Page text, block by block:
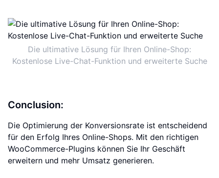
Die ultimative Lösung für Ihren Online-Shop:
Kostenlose Live-Chat-Funktion und erweiterte Suche
Conclusion:
Die Optimierung der Konversionsrate ist entscheidend
für den Erfolg Ihres Online-Shops. Mit den richtigen
WooCommerce-Plugins können Sie Ihr Geschäft
erweitern und mehr Umsatz generieren.